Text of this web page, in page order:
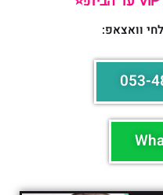
וואצאפ:
053-